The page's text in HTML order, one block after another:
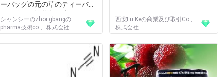
ーバッグの元の草のティーバッ
グの強い胃消化力を味わいます
シャンシーのzhongbangの
pharma技術co.、株式会社
西安Fu Keの商業及び取引Co.、
株式会社